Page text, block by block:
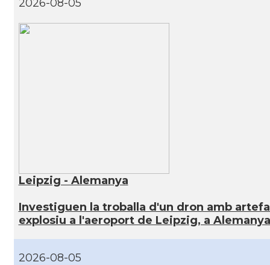
2026-08-05
Leipzig - Alemanya
Investiguen la troballa d'un dron amb
explosiu a l'aeroport de Leipzig, a Alemanya
2026-08-05